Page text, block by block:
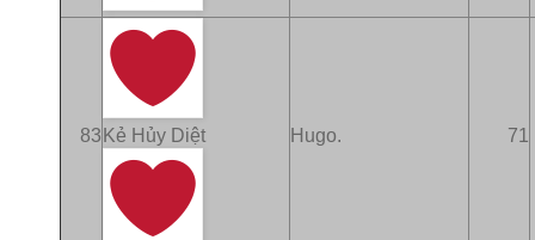
83 Kẻ Hủy Diệt Hugo. 71